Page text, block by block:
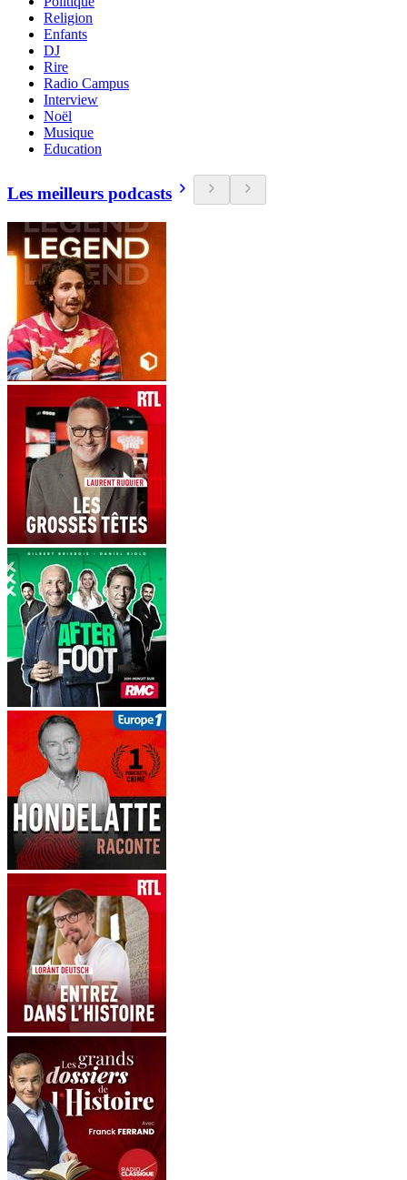
Religion
Enfants
DJ
Rire
Radio Campus
Interview
Noël
Musique
Education
Les meilleurs podcasts